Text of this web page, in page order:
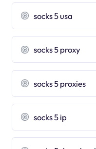
socks 5 usa
socks 5 proxy
socks 5 proxies
socks 5 ip